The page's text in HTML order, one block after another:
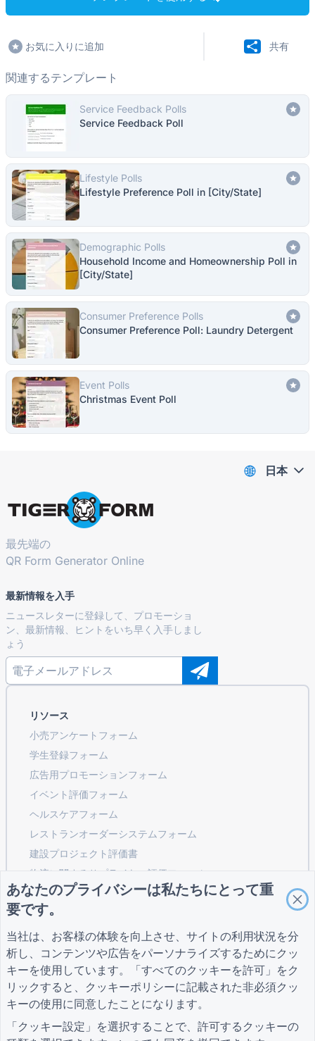
お気に入りに追加 共有
関連するテンプレート
Service Feedback Polls
Service Feedback Poll
Lifestyle Polls
Lifestyle Preference Poll in [City/State]
Demographic Polls
Household Income and Homeownership Poll in
[City/State]
Consumer Preference Polls
Consumer Preference Poll: Laundry Detergent
Event Polls
Christmas Event Poll
最先端の
QR Form Generator Online
最新情報を入手
ニュースレターに登録して、プロモーショ
ン、最新情報、ヒントをいち早く入手しまし
ょう
リソース
小売アンケートフォーム
学生登録フォーム
広告用プロモーションフォーム
イベント評価フォーム
ヘルスケアフォーム
レストランオーダーシステムフォーム
建設プロジェクト評価書
物流に関するサプライヤー評価フォーム
公共事業向けサービスリクエストフォーム
顧客エンゲージメントフォーム
ガイド
ヘルプセンター
ブログ
会社
私たちについて
お問い合わせ
条項
条項
クッキー設定
日本
あなたのプライバシーは私たちにとって重
要です。
当社は、お客様の体験を向上させ、サイトの利用状況を分
析し、コンテンツや広告をパーソナライズするためにクッ
キーを使用しています。「すべてのクッキーを許可」をク
リックすると、 クッキーポリシーに記載された非必須クッ
キーの使用に同意したことになります。
「クッキー設定」を選択することで、許可するクッキーの